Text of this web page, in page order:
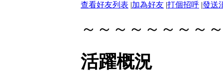
查看好友列表 |加為好友 |打個招呼 |發送
～～～～～～～～
活躍概況